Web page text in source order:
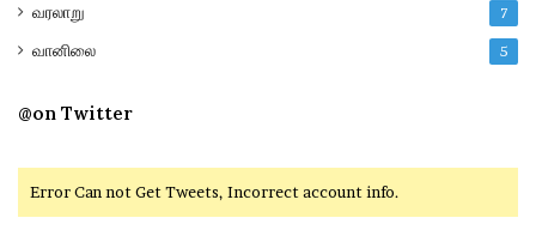
வரலாறு 7
வானிலை 5
@on Twitter
Error Can not Get Tweets, Incorrect account info.